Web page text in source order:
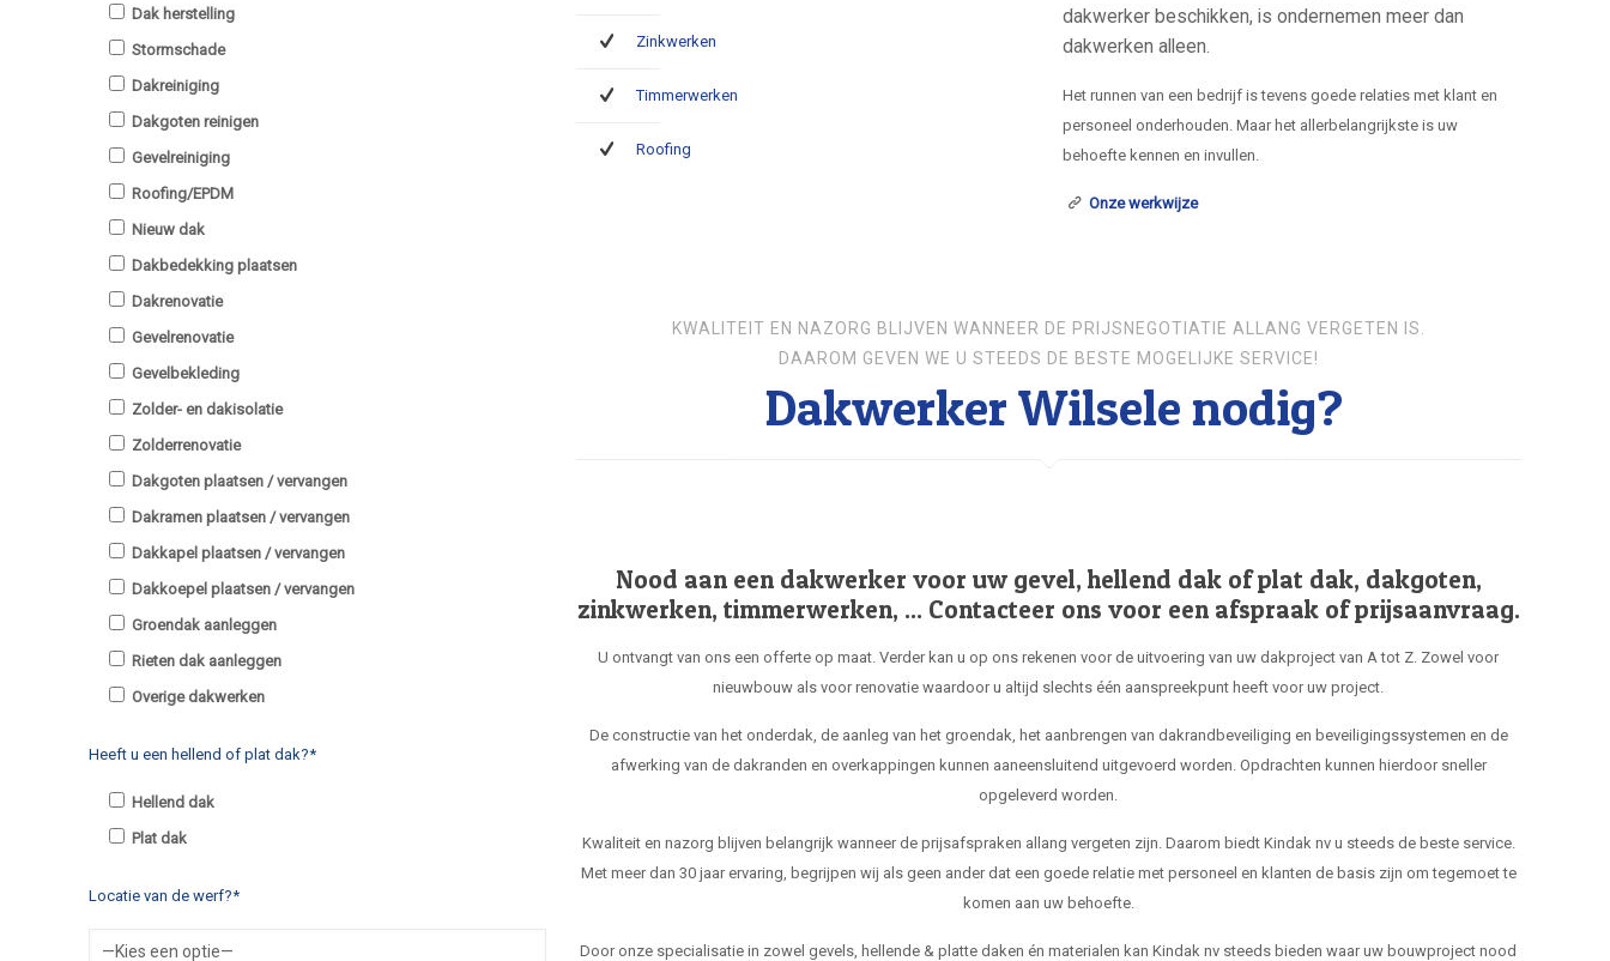
Dak herstelling
Stormschade
Dakreiniging
Dakgoten reinigen
Gevelreiniging
Roofing/EPDM
Nieuw dak
Dakbedekking plaatsen
Dakrenovatie
Gevelrenovatie
Gevelbekleding
Zolder- en dakisolatie
Zolderrenovatie
Dakgoten plaatsen / vervangen
Dakramen plaatsen / vervangen
Dakkapel plaatsen / vervangen
Dakkoepel plaatsen / vervangen
Groendak aanleggen
Rieten dak aanleggen
Overige dakwerken
Heeft u een hellend of plat dak?*
Hellend dak
Plat dak
Locatie van de werf?*
Zinkwerken
Timmerwerken
Roofing
dakwerker beschikken, is ondernemen meer dan
dakwerken alleen.
Het runnen van een bedrijf is tevens goede relaties met klant en
personeel onderhouden. Maar het allerbelangrijkste is uw
behoefte kennen en invullen.
Onze werkwijze
KWALITEIT EN NAZORG BLIJVEN WANNEER DE PRIJSNEGOTIATIE ALLANG VERGETEN IS.
DAAROM GEVEN WE U STEEDS DE BESTE MOGELIJKE SERVICE!
Dakwerker Wilsele nodig?
Nood aan een dakwerker voor uw gevel, hellend dak of plat dak, dakgoten,
zinkwerken, timmerwerken, ... Contacteer ons voor een afspraak of prijsaanvraag.
U ontvangt van ons een offerte op maat. Verder kan u op ons rekenen voor de uitvoering van uw dakproject van A tot Z. Zowel voor
nieuwbouw als voor renovatie waardoor u altijd slechts één aanspreekpunt heeft voor uw project.
De constructie van het onderdak, de aanleg van het groendak, het aanbrengen van dakrandbeveiliging en beveiligingssystemen en de
afwerking van de dakranden en overkappingen kunnen aaneensluitend uitgevoerd worden. Opdrachten kunnen hierdoor sneller
opgeleverd worden.
Kwaliteit en nazorg blijven belangrijk wanneer de prijsafspraken allang vergeten zijn. Daarom biedt Kindak nv u steeds de beste service.
Met meer dan 30 jaar ervaring, begrijpen wij als geen ander dat een goede relatie met personeel en klanten de basis zijn om tegemoet te
komen aan uw behoefte.
Door onze specialisatie in zowel gevels, hellende & platte daken én materialen kan Kindak nv steeds bieden waar uw bouwproject nood